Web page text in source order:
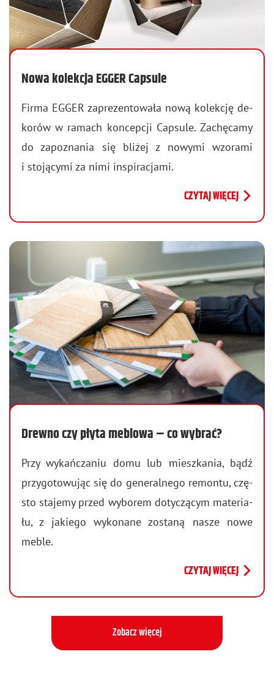
Nowa kolekcja EGGER Capsule
Firma EGGER za­pre­zen­to­wa­ła nową ko­lek­cję de­
ko­rów w ra­mach kon­cep­cji Cap­su­le. Za­chę­ca­my
do za­po­zna­nia się bli­żej z no­wy­mi wzo­ra­mi
i sto­ją­cy­mi za nimi in­spi­ra­cja­mi.
CZYTAJ WIĘCEJ
Drewno czy płyta meblowa – co wybrać?
Przy wy­kań­cza­niu domu lub miesz­ka­nia, bądź
przy­go­to­wu­jąc się do ge­ne­ral­ne­go re­mon­tu, czę­
sto sta­je­my przed wy­bo­rem do­ty­czą­cym ma­te­ria­
łu, z ja­kie­go wy­ko­na­ne zo­sta­ną nasze nowe
meble.
CZYTAJ WIĘCEJ
Zobacz więcej